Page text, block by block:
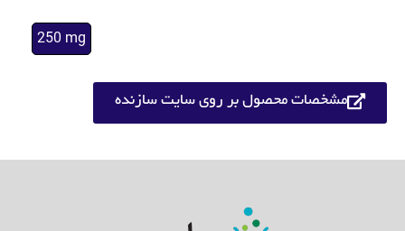
250 mg
مشخصات محصول بر روی سایت سازنده